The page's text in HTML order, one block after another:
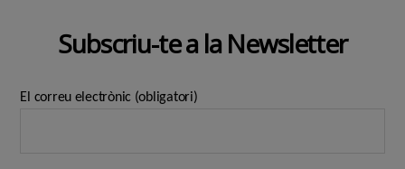
Subscriu-te a la Newsletter
El correu electrònic (obligatori)